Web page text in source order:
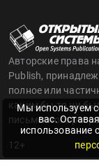
Авторские права
Publish,
полное или
каким бы то ни
письменного
12+
Мы используем
вас.
использование